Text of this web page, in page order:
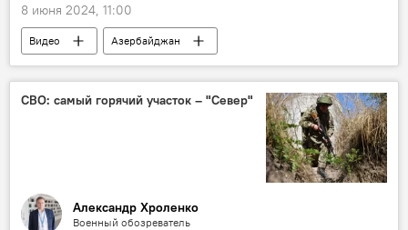
8 июня 2024, 11:00
Видео
Азербайджан
мясная продукция
стандарт "Халяль"
Натиг Джафарли
СВО: самый горячий участок – "Север"
Александр Хроленко
Военный обозреватель